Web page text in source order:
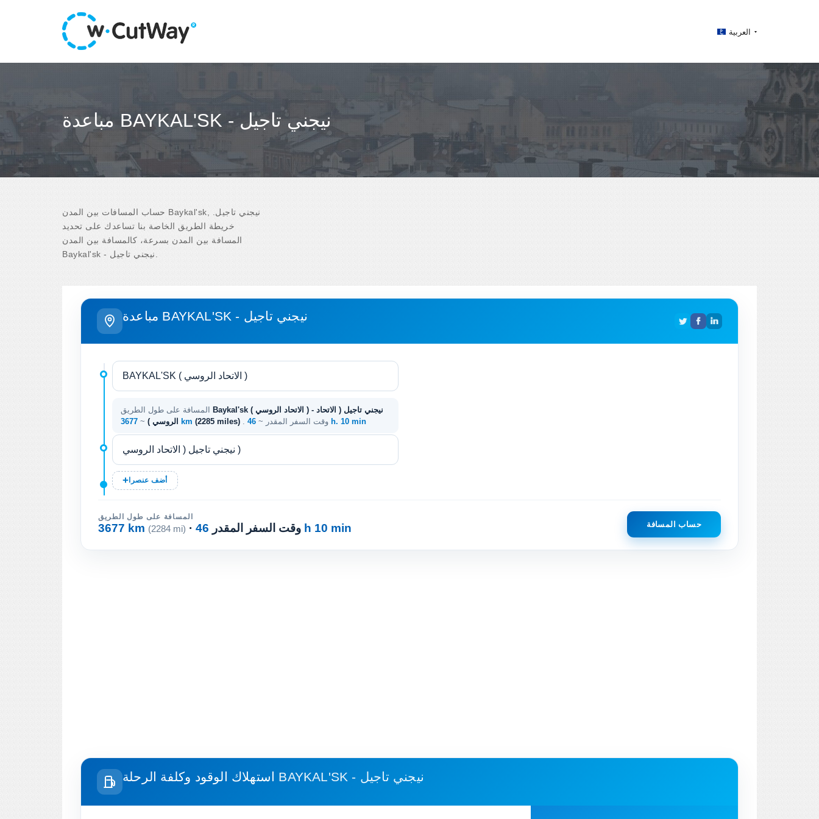
العربية
مباعدة BAYKAL'SK - نيجني تاجيل
حساب المسافات بين المدن Baykal'sk, نيجني تاجيل.
خريطة الطريق الخاصة بنا تساعدك على تحديد
المسافة بين المدن بسرعة، كالمسافة بين المدن
مباعدة BAYKAL'SK - نيجني تاجيل
Baykal'sk ( الاتحاد الروسي ) - نيجني تاجيل ( الاتحاد
الروسي ) ~ 3677 km (2285 miles) . وقت السفر المقدر ~ 46 h. 10 min
أضف عنصرا
المسافة على طول الطريق
3677 km (2284 mi) · وقت السفر المقدر 46 h 10 min حساب المسافة
BAYKAL'SK - نيجني تاجيل